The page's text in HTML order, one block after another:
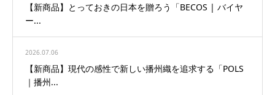
【新商品】とっておきの日本を贈ろう「BECOS | バイヤ
ー...
2026.07.06
【新商品】現代の感性で新しい播州織を追求する「POLS
｜播州...